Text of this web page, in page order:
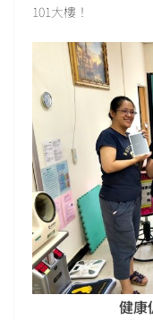
101大樓！
健康